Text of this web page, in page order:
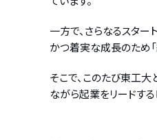
一方で、さらなるスタ
かつ着実な成長のため
そこで、このたび東工
ながら起業をリードす